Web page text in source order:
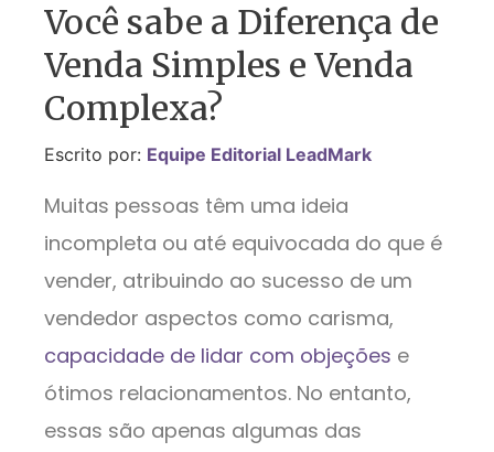
Você sabe a Diferença de
Venda Simples e Venda
Complexa?
Escrito por: Equipe Editorial LeadMark
Muitas pessoas têm uma ideia
incompleta ou até equivocada do que é
vender, atribuindo ao sucesso de um
vendedor aspectos como carisma,
capacidade de lidar com objeções e
ótimos relacionamentos. No entanto,
essas são apenas algumas das